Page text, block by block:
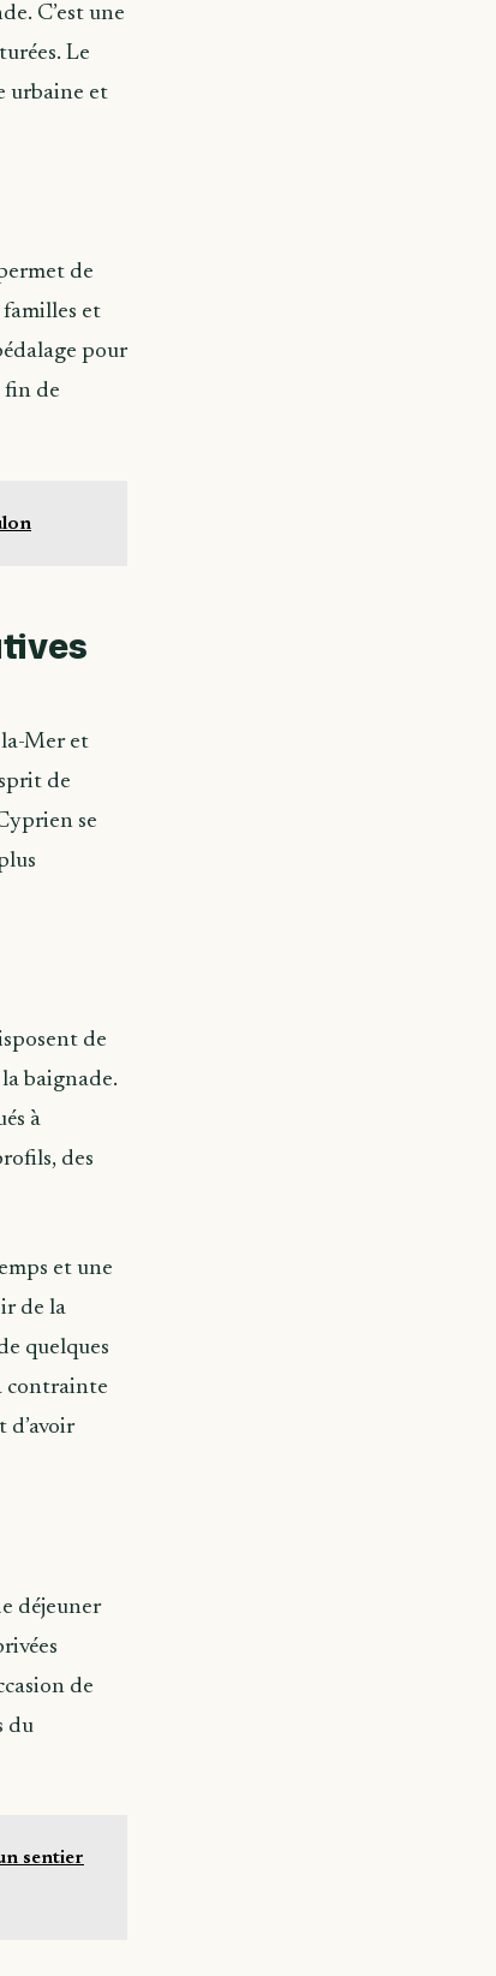
C’est une
Le
urbaine et
de
familles et
pour
fin de
Mer et
de
se
de
baignade.
à
des
et une
de la
quelques
contrainte
d’avoir
déjeuner
de
du
sentier